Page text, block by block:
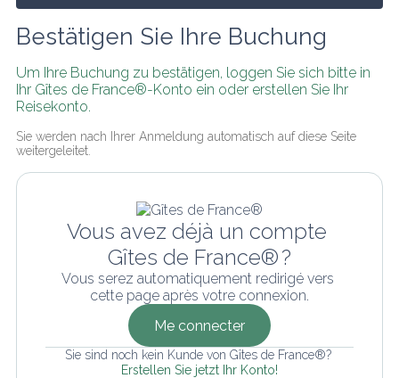
Bestätigen Sie Ihre Buchung
Um Ihre Buchung zu bestätigen, loggen Sie sich bitte in
Ihr Gîtes de France®-Konto ein oder erstellen Sie Ihr
Reisekonto.
Sie werden nach Ihrer Anmeldung automatisch auf diese Seite
weitergeleitet.
Vous avez déjà un compte
Gîtes de France® ?
Vous serez automatiquement redirigé vers
cette page après votre connexion.
Me connecter
Sie sind noch kein Kunde von Gîtes de France®?
Erstellen Sie jetzt Ihr Konto!